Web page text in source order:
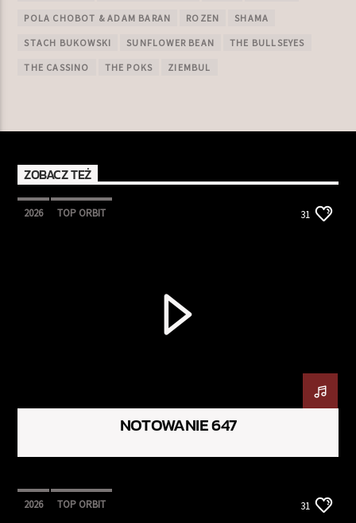
POLA CHOBOT & ADAM BARAN ROZEN SHAMA
STACH BUKOWSKI SUNFLOWER BEAN THE BULLSEYES
THE CASSINO THE POKS ZIEMBUL
ZOBACZ TEŻ
2026 TOP ORBIT 31
NOTOWANIE 647
2026 TOP ORBIT 31